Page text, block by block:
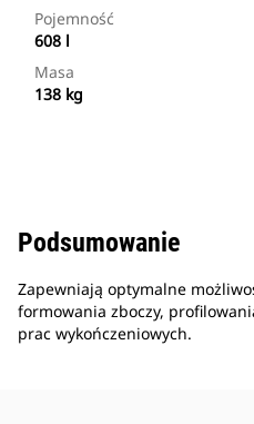
Pojemność
608 l
Masa
138 kg
Podsumowanie
Zapewniają optymalne
formowania zboczy,
prac wykończeniowych.